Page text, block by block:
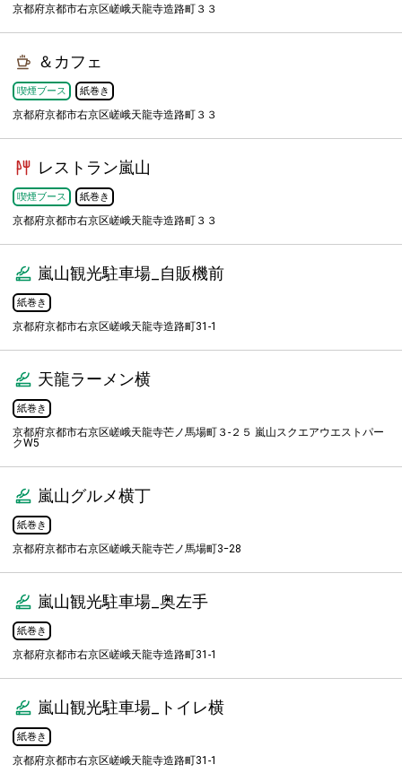
京都府京都市右京区嵯峨天龍寺造路町３３
＆カフェ
喫煙ブース 紙巻き
京都府京都市右京区嵯峨天龍寺造路町３３
レストラン嵐山
喫煙ブース 紙巻き
京都府京都市右京区嵯峨天龍寺造路町３３
嵐山観光駐車場_自販機前
紙巻き
京都府京都市右京区嵯峨天龍寺造路町31-1
天龍ラーメン横
紙巻き
京都府京都市右京区嵯峨天龍寺芒ノ馬場町３-２５ 嵐山スクエアウエストパー
クW5
嵐山グルメ横丁
紙巻き
京都府京都市右京区嵯峨天龍寺芒ノ馬場町3ｰ28
嵐山観光駐車場_奥左手
紙巻き
京都府京都市右京区嵯峨天龍寺造路町31-1
嵐山観光駐車場_トイレ横
紙巻き
京都府京都市右京区嵯峨天龍寺造路町31-1